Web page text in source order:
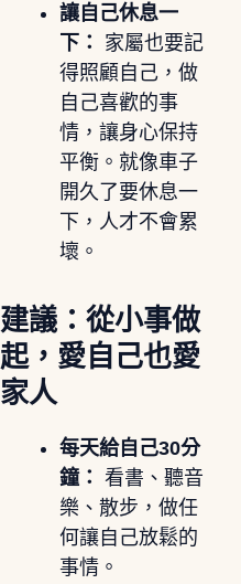
讓自己休息一
下：
家屬也要記
得照顧自己，做
自己喜歡的事
情，讓身心保持
平衡。就像車子
開久了要休息一
下，人才不會累
壞。
建議：從小事做
起，愛自己也愛
家人
每天給自己30分
鐘： 看書、聽音
樂、散步，做任
何讓自己放鬆的
事情。